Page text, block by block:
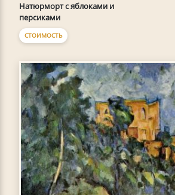
Натюрморт с яблоками и
персиками
СТОИМОСТЬ